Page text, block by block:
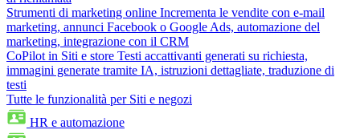
Strumenti di marketing online Incrementa le vendite con e-mail
marketing, annunci Facebook o Google Ads, automazione del
marketing, integrazione con il CRM
CoPilot in Siti e store Testi accattivanti generati su richiesta,
immagini generate tramite IA, istruzioni dettagliate, traduzione di
testi
Tutte le funzionalità per Siti e negozi
HR e automazione